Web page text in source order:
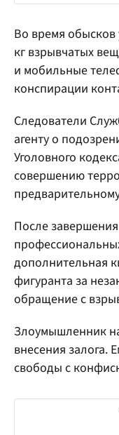
Во время обысков
кг взрывчатых
и мобильные
конспирации
Следователи
агенту о
Уголовного
совершению
После
дополнительная
фигуранта за
обращение с
Злоумышленник
внесения залога.
свободы с